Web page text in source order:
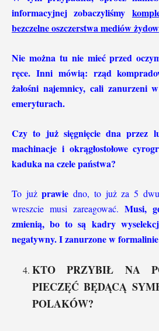
informacyjnej zobaczyliśmy
bezczelne oszczerstwa mediów
Nie można tu nie mieć przed
ręce. Inni mówią: rząd
żałośni najemnicy, cali zanurzeni
emeryturach.
Czy to już sięgnięcie dna przez
machinacje i okrągłostołowe
kaduka na czele państwa?
To jużprawie dno, to już za 5
wreszcie musi zareagować. Musi,
zmienią, bo to są kadry
negatywny. I zanurzone w
KTO PRZYBIŁ NA
PIECZĘĆ BĘDĄCĄ
POLAKÓW?